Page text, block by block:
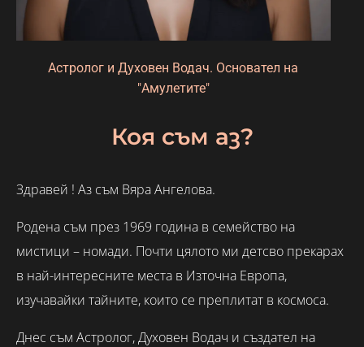
Астролог и Духовен Водач. Основател на
"Амулетите"
Коя съм аз?
Здравей ! Аз съм Вяра Ангелова.
Родена съм през 1969 година в семейство на
мистици – номади. Почти цялото ми детсво прекарах
в най-интересните места в Източна Европа,
изучавайки тайните, които се преплитат в космоса.
Днес съм Астролог, Духовен Водач и създател на